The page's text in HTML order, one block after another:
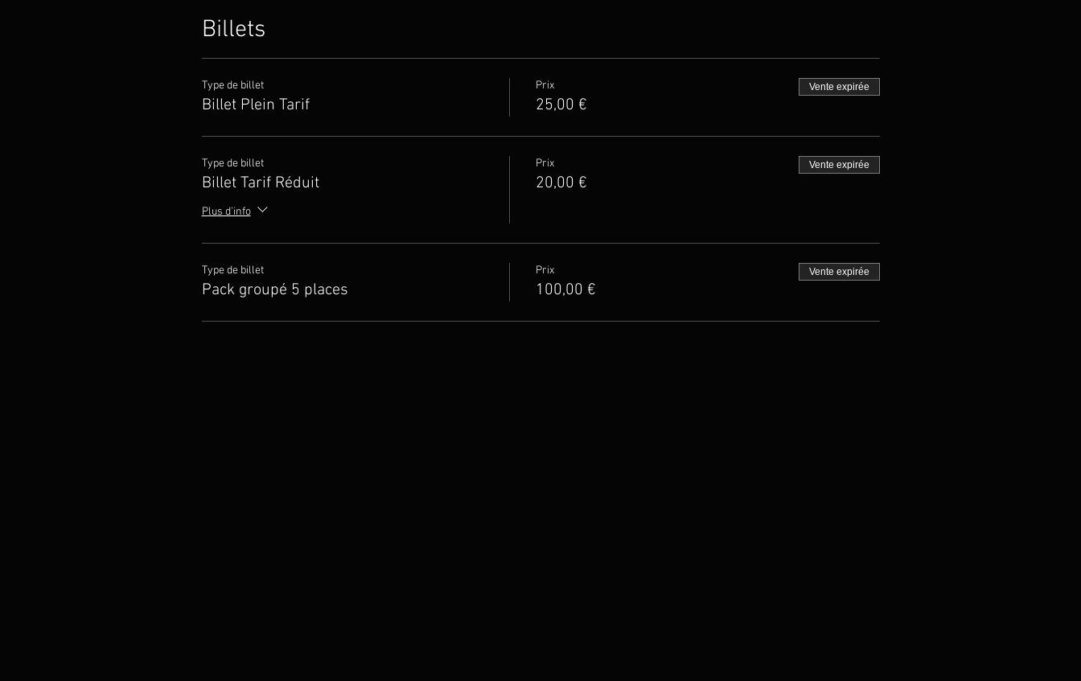
Billets
Type de billet
Billet Plein Tarif
Prix
25,00 €
Vente expirée
Type de billet
Billet Tarif Réduit
Plus d'info
Prix
20,00 €
Vente expirée
Type de billet
Pack groupé 5 places
Prix
100,00 €
Vente expirée